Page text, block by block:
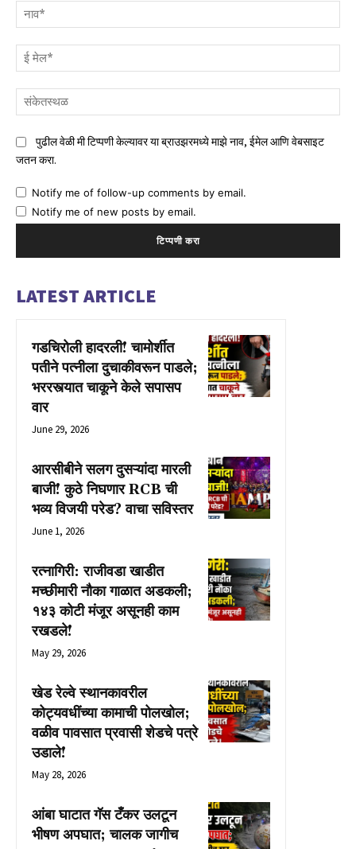
पुढील वेळी मी टिप्पणी केल्यावर या ब्राउझरमध्ये माझे नाव, ईमेल आणि वेबसाइट
जतन करा.
Notify me of follow-up comments by email.
Notify me of new posts by email.
LATEST ARTICLE
गडचिरोली हादरली! चामोर्शीत
पतीने पत्नीला दुचाकीवरून पाडले;
भररस्त्यात चाकूने केले सपासप
वार
June 29, 2026
आरसीबीने सलग दुसऱ्यांदा मारली
बाजी! कुठे निघणार RCB ची
भव्य विजयी परेड? वाचा सविस्तर
June 1, 2026
रत्नागिरी: राजीवडा खाडीत
मच्छीमारी नौका गाळात अडकली;
१४३ कोटी मंजूर असूनही काम
रखडले!
May 29, 2026
खेड रेल्वे स्थानकावरील
कोट्यवधींच्या कामाची पोलखोल;
वळीव पावसात प्रवासी शेडचे पत्रे
उडाले!
May 28, 2026
आंबा घाटात गॅस टँकर उलटून
भीषण अपघात; चालक जागीच